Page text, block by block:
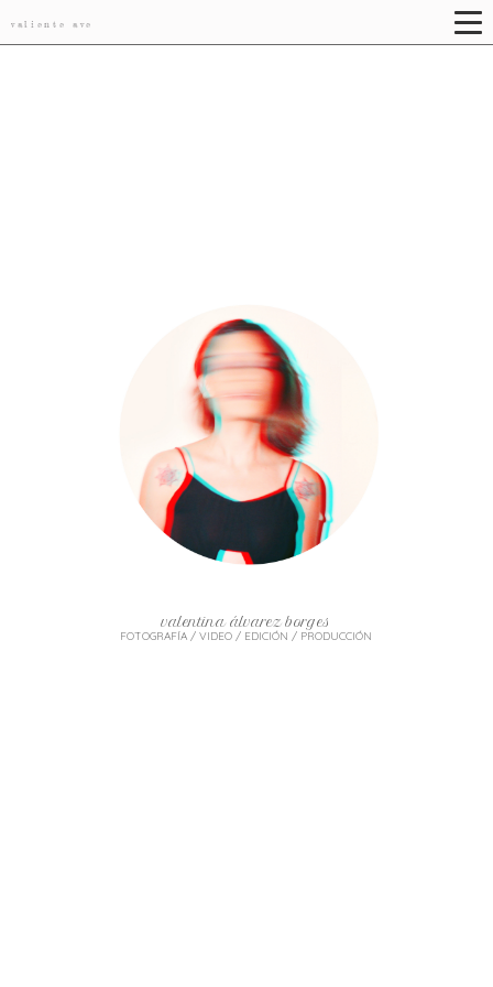
valiente ave
valentina álvarez borges
FOTOGRAFÍA / VIDEO / EDICIÓN / PRODUCCIÓN